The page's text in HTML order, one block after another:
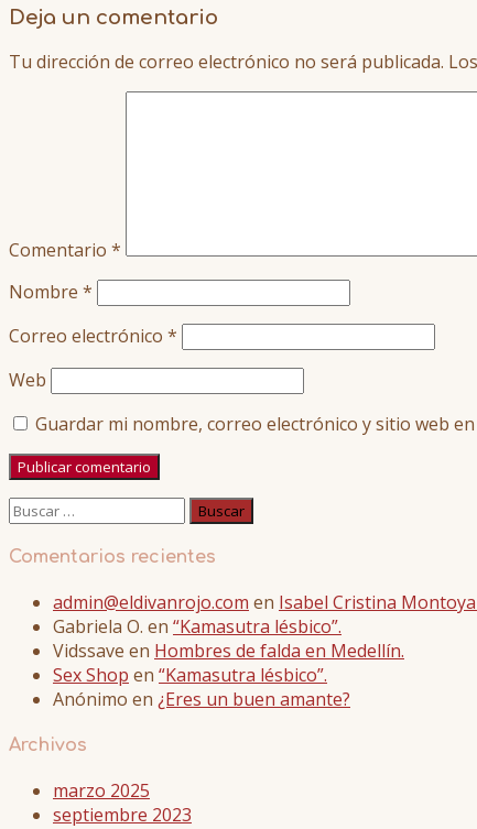
Deja un comentario
Tu dirección de correo electrónico no será publicada.
Comentario *
Nombre *
Correo electrónico *
Web
Guardar mi nombre, correo electrónico y sitio web
Buscar:
Comentarios recientes
admin@eldivanrojo.com en Isabel Cristina
Gabriela O. en “Kamasutra lésbico”.
Vidssave en Hombres de falda en Medellín.
Sex Shop en “Kamasutra lésbico”.
Anónimo en ¿Eres un buen amante?
Archivos
marzo 2025
septiembre 2023